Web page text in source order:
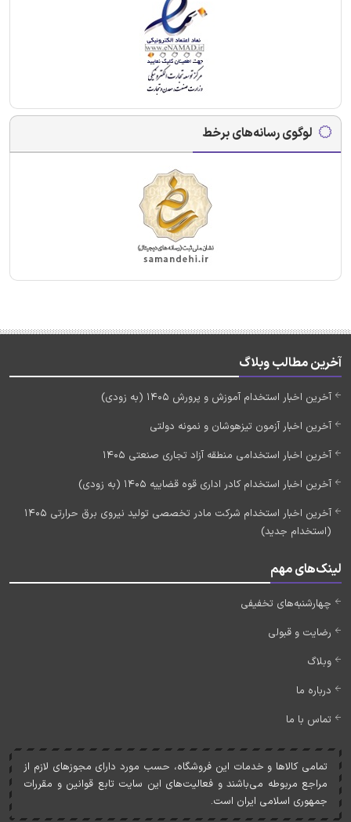
لوگوی رسانه‌های برخط
آخرین مطالب وبلاگ
آخرین اخبار استخدام آموزش و پرورش 1405 (به زودی)
آخرین اخبار آزمون تیزهوشان و نمونه دولتی
آخرین اخبار استخدامی منطقه آزاد تجاری صنعتی 1405
آخرین اخبار استخدام کادر اداری قوه قضاییه 1405 (به زودی)
آخرین اخبار استخدام شرکت مادر تخصصی تولید نیروی برق حرارتی 1405
(استخدام جدید)
لینک‌های مهم
چهارشنبه‌های تخفیفی
رضایت و قبولی
وبلاگ
درباره ما
تماس با ما
تمامی کالاها و خدمات اين فروشگاه، حسب مورد دارای مجوزهای لازم از
مراجع مربوطه می‌باشند و فعاليت‌های اين سايت تابع قوانين و مقررات
جمهوری اسلامی ايران است.